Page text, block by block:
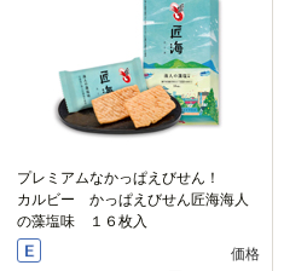
プレミアムなかっぱえびせん！
カルビー かっぱえびせん匠海海人
の藻塩味 １６枚入
価格